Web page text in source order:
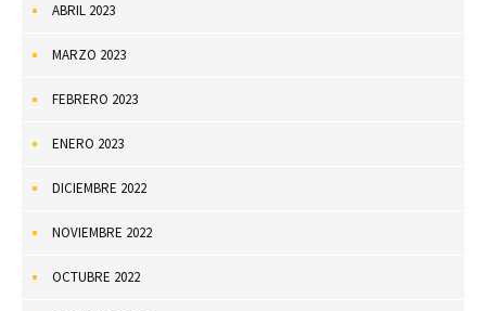
ABRIL 2023
MARZO 2023
FEBRERO 2023
ENERO 2023
DICIEMBRE 2022
NOVIEMBRE 2022
OCTUBRE 2022